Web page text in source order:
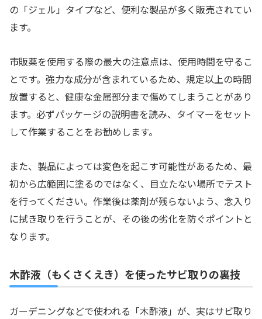
の「ジェル」タイプなど、便利な製品が多く販売されてい
ます。
市販薬を使用する際の最大の注意点は、使用時間を守るこ
とです。強力な成分が含まれているため、規定以上の時間
放置すると、健康な金属部分まで傷めてしまうことがあり
ます。必ずパッケージの説明書を読み、タイマーをセット
して作業することをお勧めします。
また、製品によっては変色を起こす可能性があるため、最
初から広範囲に塗るのではなく、目立たない場所でテスト
を行ってください。作業後は薬剤が残らないよう、念入り
に拭き取りを行うことが、その後の劣化を防ぐポイントと
なります。
木酢液（もくさくえき）を使ったサビ取りの裏技
ガーデニングなどで使われる「木酢液」が、実はサビ取り